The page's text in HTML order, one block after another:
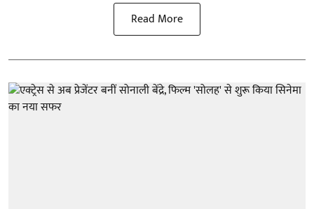
Read More